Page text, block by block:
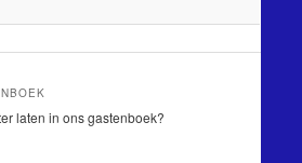
laten in ons gastenboek?